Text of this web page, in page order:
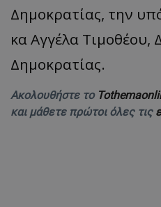
Δημοκρατίας, την
κα Αγγέλα Τιμοθέου,
Δημοκρατίας.
Ακολουθήστε το
και μάθετε πρώτοι όλες τις